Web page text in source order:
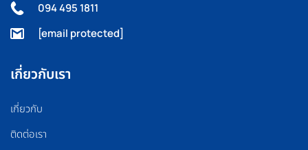
094 495 1811
[email protected]
เกี่ยวกับเรา
เกี่ยวกับ
ติดต่อเรา